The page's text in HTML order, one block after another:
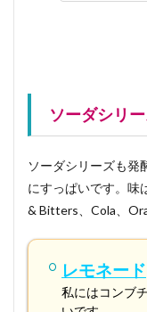
ソーダシリ
ソーダシリーズも発
にすっぱいです。味
& Bitters、Cola、
レモネード
私にはコンブ